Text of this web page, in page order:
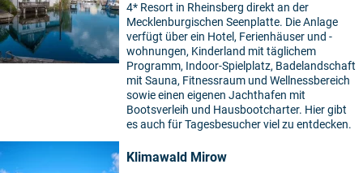
4* Resort in Rheinsberg direkt an der
Mecklenburgischen Seenplatte. Die Anlage
verfügt über ein Hotel, Ferienhäuser und -
wohnungen, Kinderland mit täglichem
Programm, Indoor-Spielplatz, Badelandschaft
mit Sauna, Fitnessraum und Wellnessbereich
sowie einen eigenen Jachthafen mit
Bootsverleih und Hausbootcharter. Hier gibt
es auch für Tagesbesucher viel zu entdecken.
Klimawald Mirow